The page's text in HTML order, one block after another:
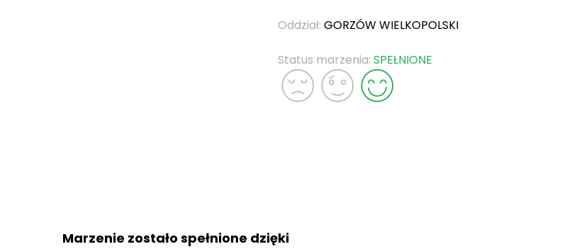
Oddział: GORZÓW WIELKOPOLSKI
Status marzenia: SPEŁNIONE
Marzenie zostało spełnione dzięki